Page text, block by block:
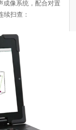
续扫查：